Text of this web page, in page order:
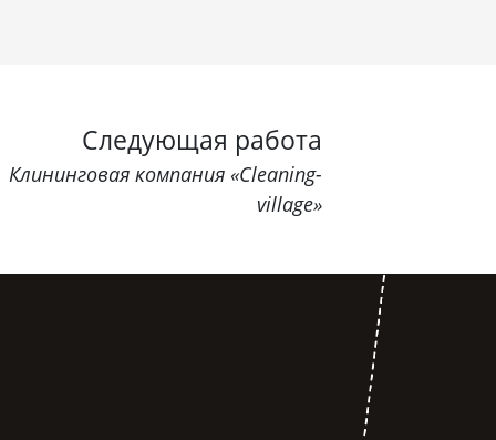
Следующая работа
Клининговая компания «Cleaning-
village»